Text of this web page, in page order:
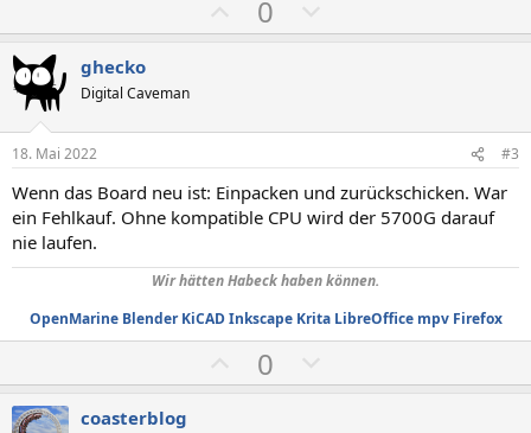
o
t
v
e
S
t
i
m
m
e
0
e
t
v
e
S
t
i
m
m
e
ghecko
Digital Caveman
18. Mai 2022 #3
Wenn das Board neu ist: Einpacken und zurückschicken. War
ein Fehlkauf. Ohne kompatible CPU wird der 5700G darauf
nie laufen.
Wir hätten Habeck haben können.
OpenMarine Blender KiCAD Inkscape Krita LibreOffice mpv Firefox
o
0
e
coasterblog